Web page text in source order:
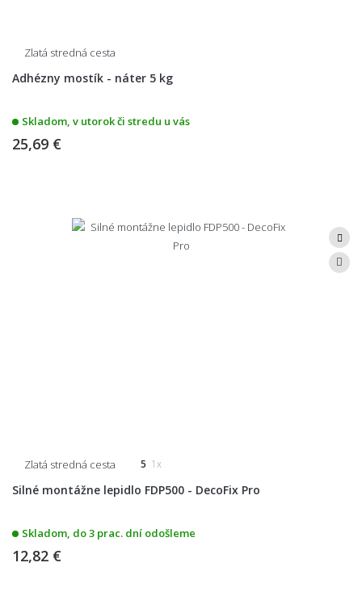
Zlatá stredná cesta
Adhézny mostík - náter 5 kg
Skladom, v utorok či stredu u vás
25,69 €
Zlatá stredná cesta 5 1x
Silné montážne lepidlo FDP500 - DecoFix Pro
Skladom, do 3 prac. dní odošleme
12,82 €